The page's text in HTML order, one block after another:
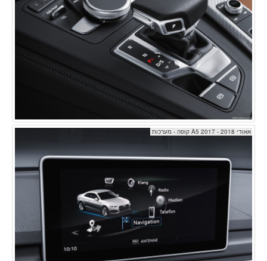
אאודי A5 2017 - 2018 קופה - מערכות